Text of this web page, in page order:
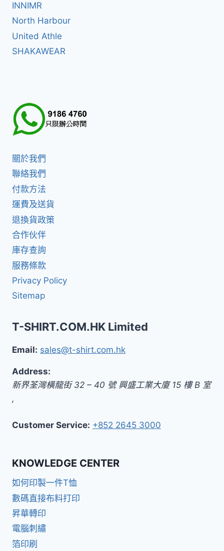
INNIMR
North Harbour
United Athle
SHAKAWEAR
關於我們
聯絡我們
付款方法
運費及送貨
退換貨政策
合作伙伴
庫存查詢
服務條款
Privacy Policy
Sitemap
T-SHIRT.COM.HK Limited
Email: sales@t-shirt.com.hk
Address:
新界荃灣橫龍街 32 – 40 號 興盛工業大廈 15 樓 B 室
,
Customer Service: +852 2645 3000
KNOWLEDGE CENTER
如何印製一件T恤
數碼直接布料打印
昇華轉印
電腦刺繡
箔印刷